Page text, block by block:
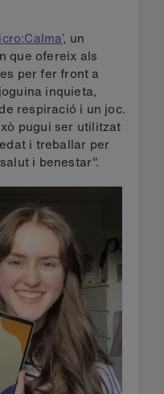
, un
que ofereix als
per fer front a
inquieta,
respiració i un joc.
pugui ser utilitzat
i treballar per
i benestar".